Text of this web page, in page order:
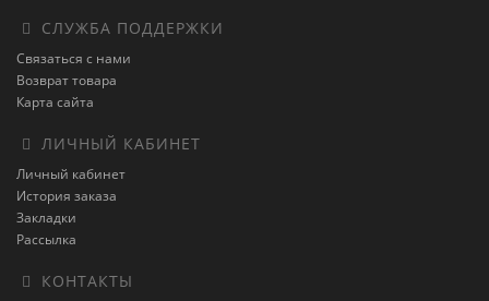
СЛУЖБА ПОДДЕРЖКИ
Связаться с нами
Возврат товара
Карта сайта
ЛИЧНЫЙ КАБИНЕТ
Личный кабинет
История заказа
Закладки
Рассылка
КОНТАКТЫ